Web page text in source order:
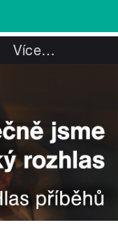
Více…